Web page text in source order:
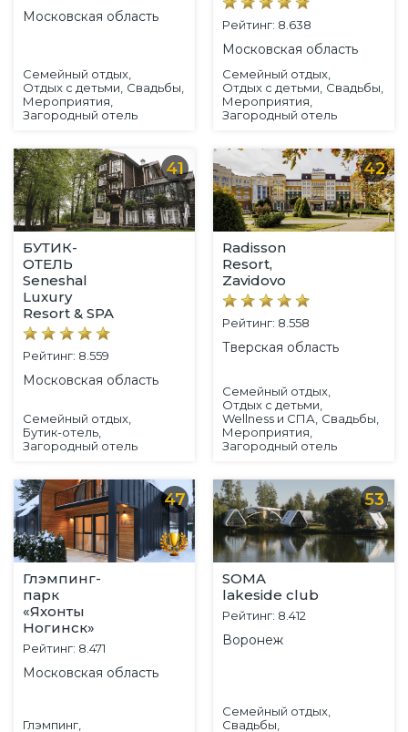
Московская область
Семейный отдых,
Отдых с детьми, Свадьбы,
Мероприятия,
Загородный отель
Рейтинг: 8.638
Московская область
Семейный отдых,
Отдых с детьми, Свадьбы,
Мероприятия,
Загородный отель
41
БУТИК-
ОТЕЛЬ
Seneshal
Luxury
Resort & SPA
Рейтинг: 8.559
Московская область
Семейный отдых,
Бутик-отель,
Загородный отель
42
Radisson
Resort,
Zavidovo
Рейтинг: 8.558
Тверская область
Семейный отдых,
Отдых с детьми,
Wellness и СПА, Свадьбы,
Мероприятия,
Загородный отель
47
Глэмпинг-
парк
«Яхонты
Ногинск»
Рейтинг: 8.471
Московская область
Глэмпинг,
53
SOMA
lakeside club
Рейтинг: 8.412
Воронеж
Семейный отдых,
Свадьбы,